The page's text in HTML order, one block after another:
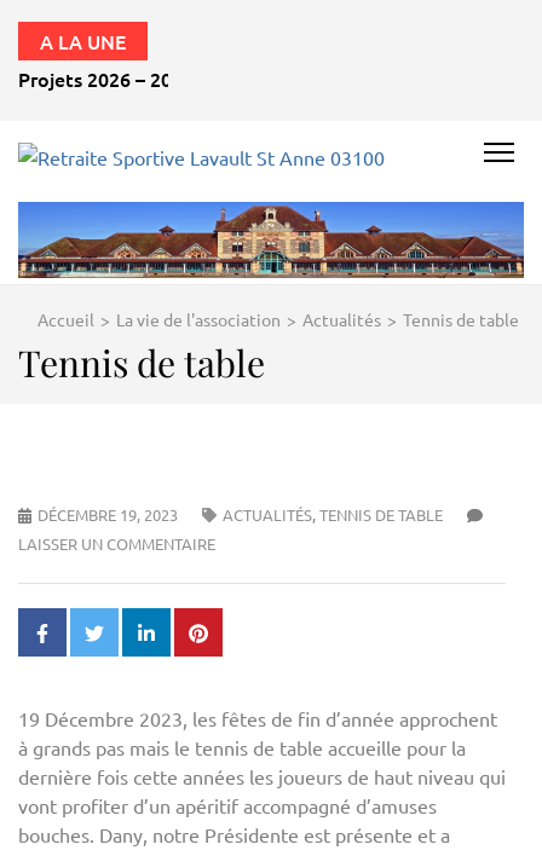
A LA UNE
Projets 2026 – 2027
SPORTIVE
LAVAULT
03100
Accueil > La vie de l'association > Actualités > Tennis de table
Tennis de table
DÉCEMBRE 19, 2023 ACTUALITÉS,TENNIS DE TABLE
LAISSER UN COMMENTAIRE
19 Décembre 2023, les fêtes de fin d’année approchent
à grands pas mais le tennis de table accueille pour la
dernière fois cette années les joueurs de haut niveau qui
vont profiter d’un apéritif accompagné d’amuses
bouches. Dany, notre Présidente est présente et a